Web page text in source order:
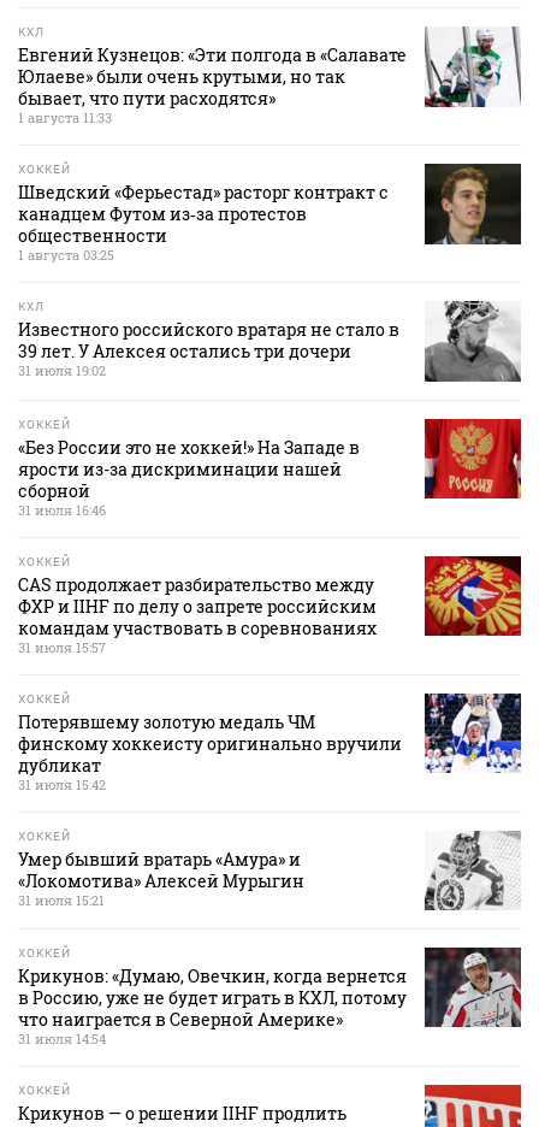
КХЛ
Евгений Кузнецов: «Эти полгода в «Салавате
Юлаеве» были очень крутыми, но так
бывает, что пути расходятся»
1 августа 11:33
ХОККЕЙ
Шведский «Ферьестад» расторг контракт с
канадцем Футом из‑за протестов
общественности
1 августа 03:25
КХЛ
Известного российского вратаря не стало в
39 лет. У Алексея остались три дочери
31 июля 19:02
ХОККЕЙ
«Без России это не хоккей!» На Западе в
ярости из-за дискриминации нашей
сборной
31 июля 16:46
ХОККЕЙ
CAS продолжает разбирательство между
ФХР и IIHF по делу о запрете российским
командам участвовать в соревнованиях
31 июля 15:57
ХОККЕЙ
Потерявшему золотую медаль ЧМ
финскому хоккеисту оригинально вручили
дубликат
31 июля 15:42
ХОККЕЙ
Умер бывший вратарь «Амура» и
«Локомотива» Алексей Мурыгин
31 июля 15:21
ХОККЕЙ
Крикунов: «Думаю, Овечкин, когда вернется
в Россию, уже не будет играть в КХЛ, потому
что наиграется в Северной Америке»
31 июля 14:54
ХОККЕЙ
Крикунов — о решении IIHF продлить